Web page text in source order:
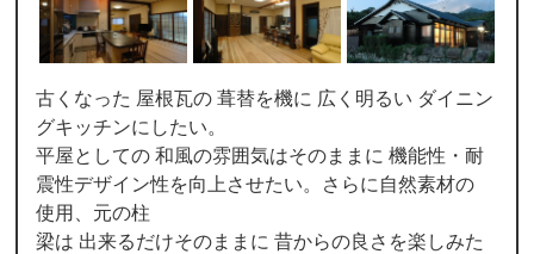
古くなった 屋根瓦の 葺替を機に 広く明るい ダイニン
グキッチンにしたい。
平屋としての 和風の雰囲気はそのままに 機能性・耐
震性デザイン性を向上させたい。さらに自然素材の
使用、元の柱
梁は 出来るだけそのままに 昔からの良さを楽しみた